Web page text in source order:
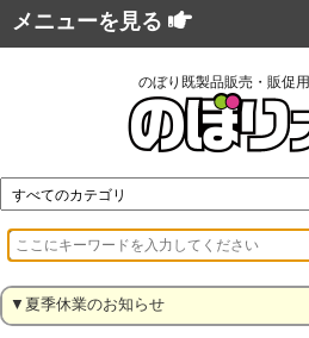
メニューを見る
のぼり既製品販売・販促
▼夏季休業のお知らせ